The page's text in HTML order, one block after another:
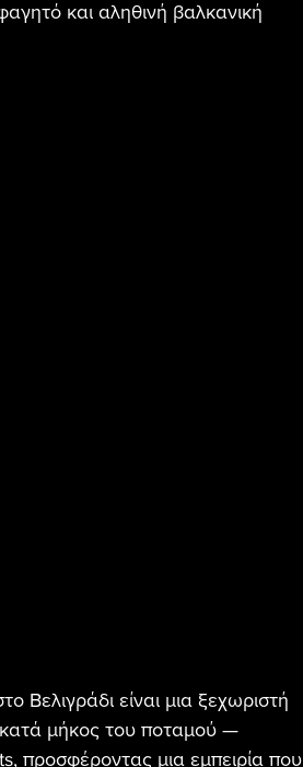
και αληθινή βαλκανική
Βελιγράδι είναι μια ξεχωριστή
μήκος του ποταμού —
προσφέροντας μια εμπειρία που